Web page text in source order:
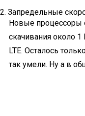
2. Запредельные
Новые процессоры
скачивания около
LTE. Осталось
так умели. Ну а в